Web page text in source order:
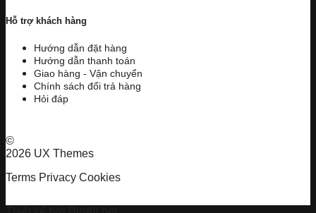
Hỗ trợ khách hàng
Hướng dẫn đặt hàng
Hướng dẫn thanh toán
Giao hàng - Vận chuyển
Chính sách đổi trả hàng
Hỏi đáp
©
2026 UX Themes
Terms Privacy Cookies